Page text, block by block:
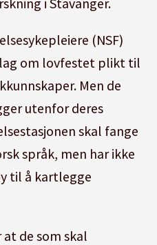
(NSF)
om lovfestet plikt til
Men de
utenfor deres
skal fange
språk, men har ikke
til å kartlegge
de som skal